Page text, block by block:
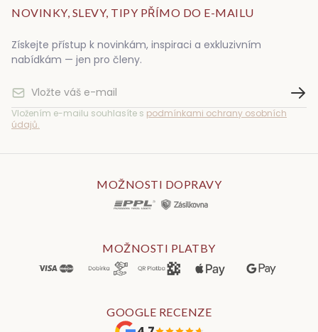
NOVINKY, SLEVY, TIPY PŘÍMO DO E-MAILU
Získejte přístup k novinkám, inspiraci a exkluzivním
nabídkám — jen pro členy.
Vložením e-mailu souhlasíte s podmínkami ochrany osobních
údajů.
MOŽNOSTI DOPRAVY
MOŽNOSTI PLATBY
GOOGLE RECENZE